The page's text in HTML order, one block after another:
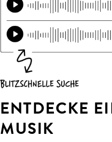
ENTDECKE
MUSIK